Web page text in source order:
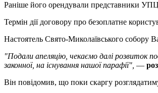
Раніше його орендували представники
Термін дії договору про безоплатне
Настоятель Свято-Миколаївського собору
"Подали апеляцію, чекаємо далі розвиток
законної, на існування нашої парафії", —
Він повідомив, що поки скаргу